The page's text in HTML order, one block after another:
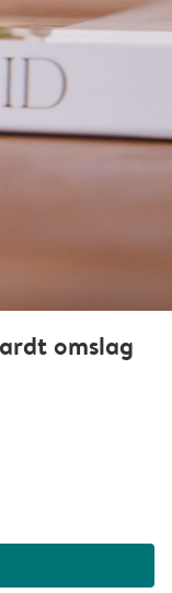
omslag